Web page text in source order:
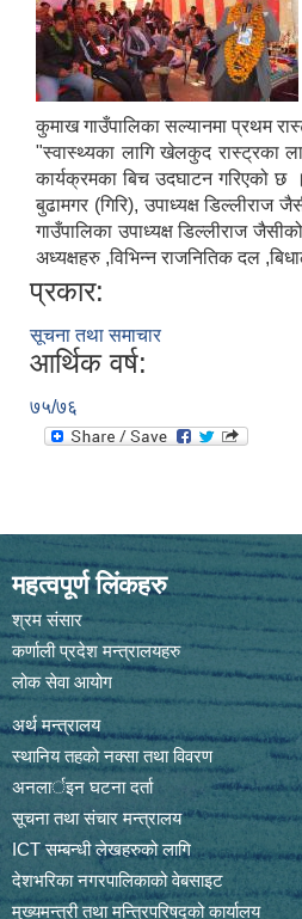
कुमाख गाउँपालिका सल्यानमा प्रथम
"स्वास्थ्यका लागि खेलकुद रास्ट्रका
कार्यक्रमका बिच उदघाटन गरिएको छ
बुढामगर (गिरि), उपाध्यक्ष
गाउँपालिका उपाध्यक्ष डिल्लीराज
अध्यक्षहरु ,विभिन्न राजनितिक दल
प्रकार:
सूचना तथा समाचार
आर्थिक वर्ष:
७५/७६
महत्वपूर्ण लिंकहरु
श्रम संसार
कर्णाली प्रदेश मन्त्रालयहरु
लोक सेवा आयोग
अर्थ मन्त्रालय
स्थानिय तहकाे नक्सा तथा विवरण
अनलार्इन घटना दर्ता
सूचना तथा संचार मन्त्रालय
ICT सम्बन्धी लेखहरुको लागि
देशभरिका नगरपालिकाको वेबसाइट
मुख्यमन्त्री तथा मन्त्रिपरिषद्को कार्यालय